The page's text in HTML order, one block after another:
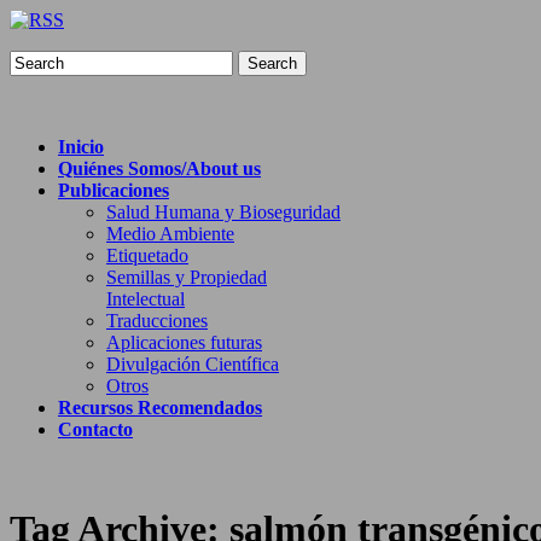
Search
Inicio
Quiénes Somos/About us
Publicaciones
Salud Humana y Bioseguridad
Medio Ambiente
Etiquetado
Semillas y Propiedad
Intelectual
Traducciones
Aplicaciones futuras
Divulgación Científica
Otros
Recursos Recomendados
Contacto
Tag Archive: salmón